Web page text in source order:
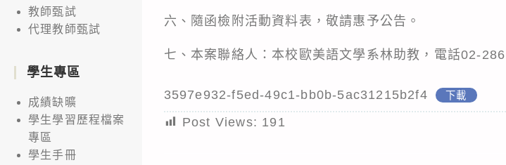
六、隨函檢附活動資料表，敬請惠予公告。
七、本案聯絡人：本校歐美語文學系林助教，電話02-
3597e932-f5ed-49c1-bb0b-5ac31215b2f4 下載
Post Views: 191
教師甄試
代理教師甄試
學生專區
成績缺曠
學生學習歷程檔案
專區
學生手冊